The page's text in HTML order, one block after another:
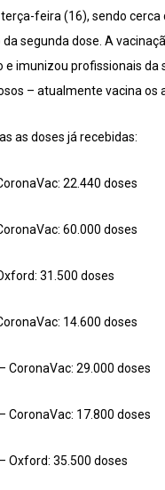
feira (16), sendo cerca
segunda dose. A
e imunizou profissionais da
– atualmente vacina os
as doses já recebidas:
22.440 doses
60.000 doses
31.500 doses
14.600 doses
CoronaVac: 29.000 doses
CoronaVac: 17.800 doses
Oxford: 35.500 doses